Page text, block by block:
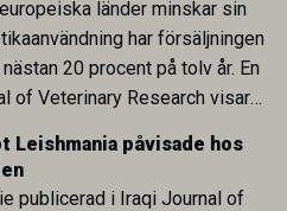
länder minskar sin
har försäljningen
20 procent på tolv år. En
of Veterinary Research visar
som
stor.
Leishmania påvisade hos
publicerad i Iraqi Journal of